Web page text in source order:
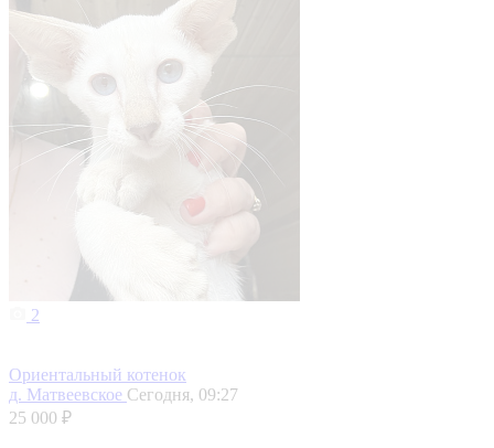
2
Ориентальный котенок
д. Матвеевское Сегодня, 09:27
25 000 ₽